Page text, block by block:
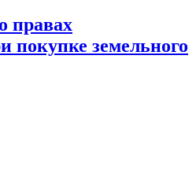
правах
покупке земельного